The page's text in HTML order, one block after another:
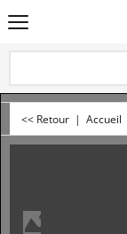
<< Retour | Accueil